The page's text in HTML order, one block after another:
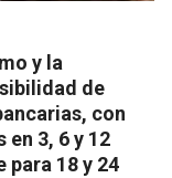
y la
de
con
en 3, 6 y 12
para 18 y 24